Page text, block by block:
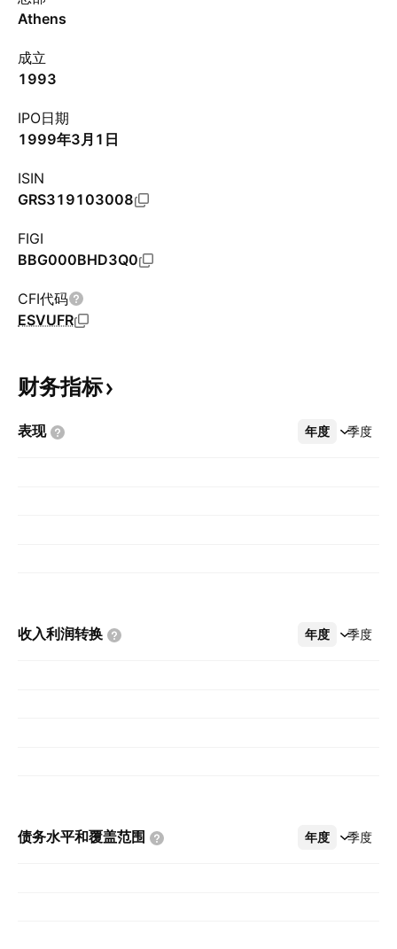
Athens
成立
1993
IPO日期
1999年3月1日
ISIN
GRS319103008
FIGI
BBG000BHD3Q0
CFI代码
ESVUFR
财务指标
表现 年度 季度
更多
收入利润转换 年度 季度
更多
债务水平和覆盖范围 年度 季度
更多